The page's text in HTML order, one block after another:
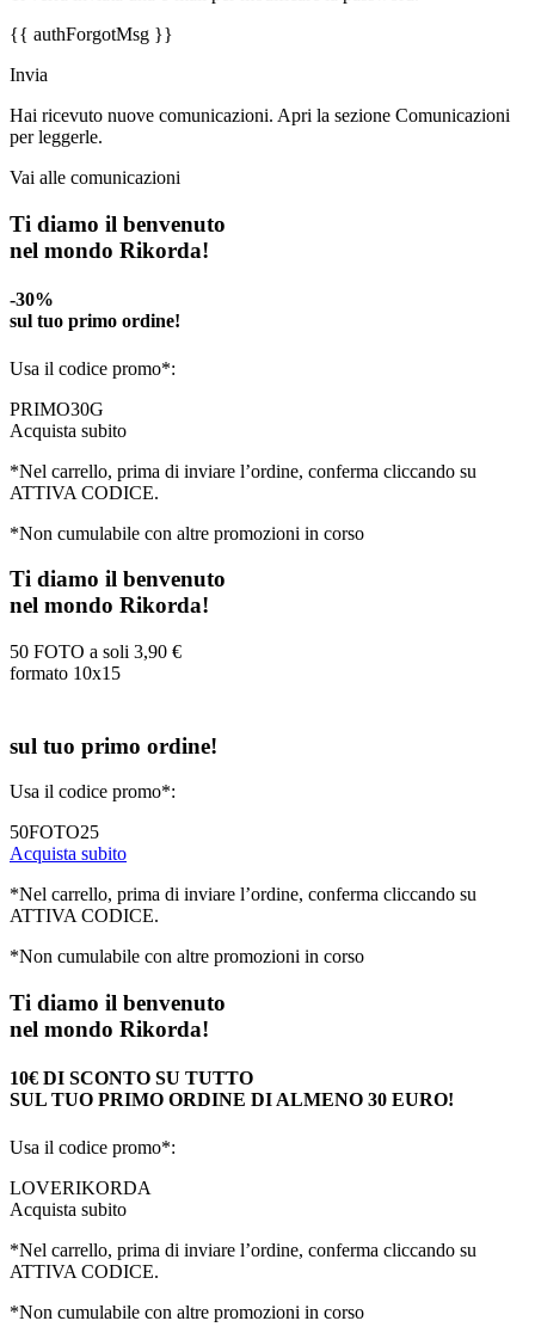
{{ authForgotMsg }}
Invia
Hai ricevuto nuove comunicazioni. Apri la sezione Comunicazioni
per leggerle.
Vai alle comunicazioni
Ti diamo il benvenuto
nel mondo Rikorda!
-30%
sul tuo primo ordine!
Usa il codice promo*:
PRIMO30G
Acquista subito
*Nel carrello, prima di inviare l’ordine, conferma cliccando su
ATTIVA CODICE.
*Non cumulabile con altre promozioni in corso
Ti diamo il benvenuto
nel mondo Rikorda!
50 FOTO a soli 3,90 €
formato 10x15
sul tuo primo ordine!
Usa il codice promo*:
50FOTO25
Acquista subito
*Nel carrello, prima di inviare l’ordine, conferma cliccando su
ATTIVA CODICE.
*Non cumulabile con altre promozioni in corso
Ti diamo il benvenuto
nel mondo Rikorda!
10€ DI SCONTO SU TUTTO
SUL TUO PRIMO ORDINE DI ALMENO 30 EURO!
Usa il codice promo*:
LOVERIKORDA
Acquista subito
*Nel carrello, prima di inviare l’ordine, conferma cliccando su
ATTIVA CODICE.
*Non cumulabile con altre promozioni in corso